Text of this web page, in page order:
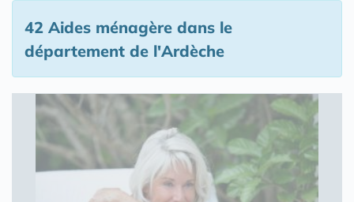
42 Aides ménagère dans le
département de l'Ardèche